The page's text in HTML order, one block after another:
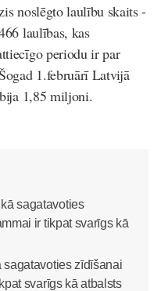
noslēgto laulību skaits -
laulības, kas
periodu ir par
1.februārī Latvijā
1,85 miljoni.
sagatavoties zīdīšanai
svarīgs kā atbalsts